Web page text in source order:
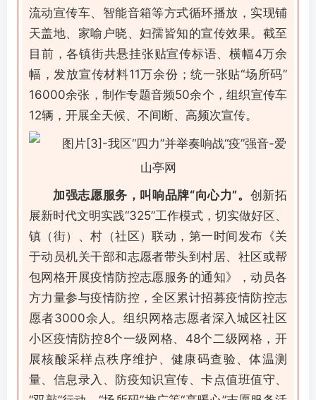
流动宣传车、智能音箱等方式循环播放，实现铺
天盖地、家喻户晓、妇孺皆知的宣传效果。截至
目前，各镇街共悬挂张贴宣传标语、横幅4万余
幅，发放宣传材料11万余份；统一张贴“场所码”
16000余张，制作专题音频50余个，组织宣传车
12辆，开展全天候、不间断、高频次宣传。
加强志愿服务，叫响品牌“向心力”。 创新拓
展新时代文明实践“325”工作模式，切实做好区、
镇（街）、村（社区）联动，第一时间发布《关
于动员机关干部和志愿者带头到村居、社区或帮
包网格开展疫情防控志愿服务的通知》，动员各
方力量参与疫情防控，全区累计招募疫情防控志
愿者3000余人。组织网格志愿者深入城区社区
小区疫情防控8个一级网格、48个二级网格，开
展核酸采样点秩序维护、健康码查验、体温测
量、信息录入、防疫知识宣传、卡点值班值守、